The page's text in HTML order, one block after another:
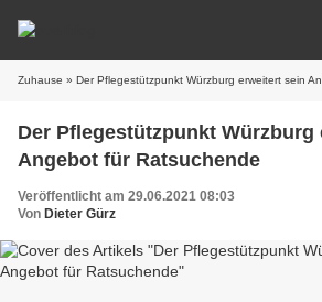
Zuhause » Der Pflegestützpunkt Würzburg erweitert sein
Der Pflegestützpunkt Würzburg
Angebot für Ratsuchende
Veröffentlicht am 29.06.2021 08:03
Von Dieter Gürz